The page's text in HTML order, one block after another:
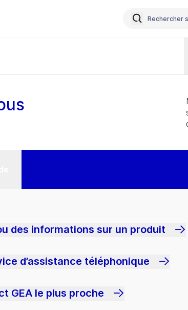
des informations sur un produit
d’assistance téléphonique
GEA le plus proche